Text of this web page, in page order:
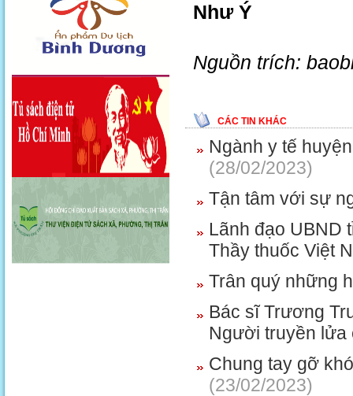
Như Ý
Nguồn trích:
CÁC TIN KHÁC
Ngành y tế
(28/02/2023)
Tận tâm với sự
Lãnh đạo UBND
Thầy thuốc Việt
Trân quý những
Bác sĩ Trương
Người truyền lửa
Chung tay gỡ
(23/02/2023)